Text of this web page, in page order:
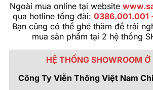
Ngoài mua online tại website
qua hotline tổng đài: 0386.001.001
Bạn cũng có thể ghé thăm để trải
mua sản phẩm tại 2 hệ thống
HỆ THỐNG SHOWROOM Ở
Công Ty Viễn Thông Việt Nam